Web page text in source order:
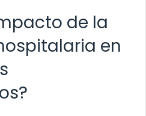
de la
en